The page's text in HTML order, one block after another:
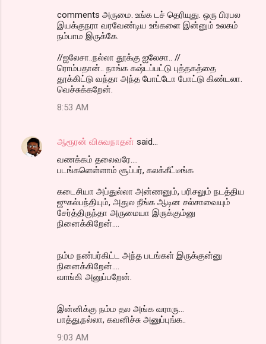
comments அருமை. உங்க டச் தெரியுது. ஒரு பிரபல
இயக்குநரா வரவேண்டிய உங்களை இன்னும் உலகம்
நம்பாம இருக்கே.
//ஐலேசா..நல்லா தூக்கு ஐலேசா.. //
ரொம்பதான்.. நாங்க கஷ்டப்பட்டு புத்தகத்தை
தூக்கிட்டு வந்தா அந்த போட்டோ போட்டு கிண்டலா.
வெச்சுக்கறேன்.
8:53 AM
ஆரூரன் விசுவநாதன் said…
வணக்கம் தலைவரே....
படங்களெள்ளாம் சூப்பர், கலக்கீட்டீங்க
கடைசியா அப்துல்லா அன்ணனும், பரிசலும் நடத்திய
ஜுகல்பந்தியும், அதுல நீங்க ஆடின சல்சாவையும்
சேர்த்திருந்தா அருமையா இருக்கும்னு
நினைக்கிறேன்....
நம்ம நண்பர்கிட்ட அந்த படங்கள் இருக்குன்னு
நினைக்கிறேன்....
வாங்கி அனுப்பறேன்.
இன்னிக்கு நம்ம தல அங்க வராரு...
பாத்து,நல்லா, கவனிச்சு அனுப்புங்க..
9:03 AM